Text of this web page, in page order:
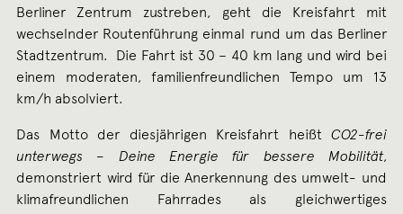
Berliner Zentrum zustreben, geht die Kreisfahrt mit
wechselnder Routenführung einmal rund um das Berliner
Stadtzentrum. Die Fahrt ist 30 – 40 km lang und wird bei
einem moderaten, familienfreundlichen Tempo um 13
km/h absolviert.
Das Motto der diesjährigen Kreisfahrt heißt CO2-frei
unterwegs – Deine Energie für bessere Mobilität,
demonstriert wird für die Anerkennung des umwelt- und
klimafreundlichen Fahrrades als gleichwertiges